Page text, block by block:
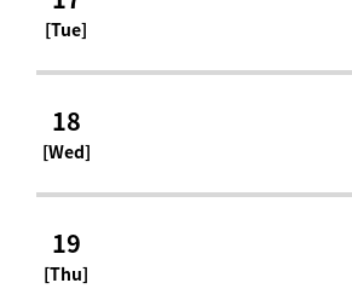
[Tue]
18
[Wed]
19
[Thu]